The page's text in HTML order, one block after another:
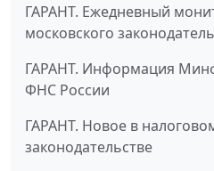
ГАРАНТ. Ежедневный
московского
ГАРАНТ. Информация
ФНС России
ГАРАНТ. Новое в
законодательстве